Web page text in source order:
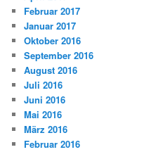
Februar 2017
Januar 2017
Oktober 2016
September 2016
August 2016
Juli 2016
Juni 2016
Mai 2016
März 2016
Februar 2016